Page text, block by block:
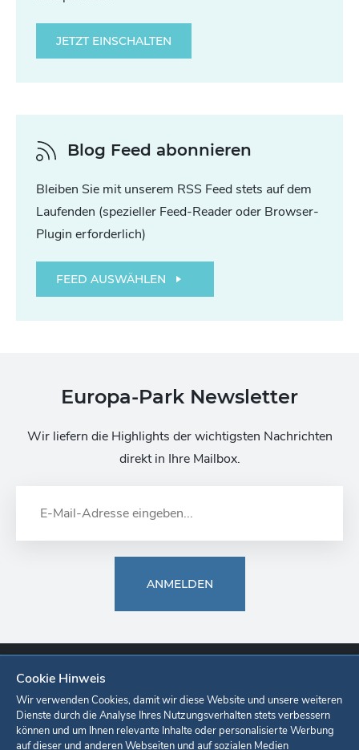
JETZT EINSCHALTEN
Blog Feed abonnieren
Bleiben Sie mit unserem RSS Feed stets auf dem
Laufenden (spezieller Feed-Reader oder Browser-
Plugin erforderlich)
FEED AUSWÄHLEN
Europa-Park Newsletter
Wir liefern die Highlights der wichtigsten Nachrichten
direkt in Ihre Mailbox.
ANMELDEN
Europa-Park Ticketshop Onlineshop Karriere Unternehmen
Datenschutzerklärung Cookie-Einstellungen Impressum
Cookie Hinweis
Wir verwenden Cookies, damit wir diese Website und unsere weiteren
Dienste durch die Analyse Ihres Nutzungsverhalten stets verbessern
können und um Ihnen relevante Inhalte oder personalisierte Werbung
auf dieser und anderen Webseiten und auf sozialen Medien